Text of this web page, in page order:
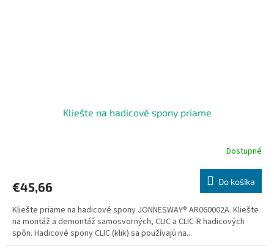
Kliešte na hadicové spony priame
Dostupné
€45,66 Do košíka
Kliešte priame na hadicové spony JONNESWAY® AR060002A. Kliešte
na montáž a demontáž samosvorných, CLIC a CLIC-R hadicových
spôn. Hadicové spony CLIC (klik) sa používajú na...